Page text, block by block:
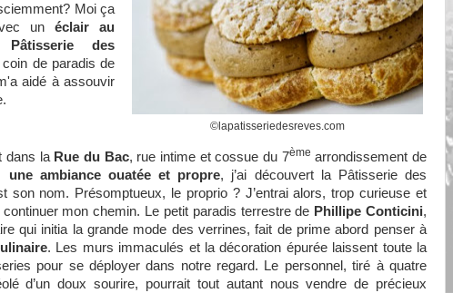
©lapatisseriedesreves.com
Moi ça
unéclair au
Pâtisserie des
de paradis de
aidé à assouvir
dans la Rue du Bac, rue intime et cossue du 7ème arrondissement de
une ambiance ouatée et propre, j’ai découvert la Pâtisseriedes
son nom. Présomptueux, le proprio ? J’entrai alors, trop curieuse et
mon chemin. Le petit paradis terrestre de Phillipe Conticini,
qui initia la grande mode des verrines, fait de prime abord penser à
. Les murs immaculés et la décoration épurée laissent toute la
pour se déployer dans notre regard. Le personnel, tiré à quatre
d’un doux sourire, pourrait tout autant nous vendre de précieux